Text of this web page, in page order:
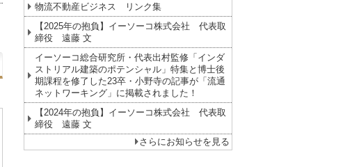
物流不動産ビジネス リンク集
【2025年の抱負】イーソーコ株式会社 代表取
締役 遠藤 文
イーソーコ総合研究所・代表出村監修「インダ
ストリアル建築のポテンシャル」特集と博士後
期課程を修了した23卒・小野寺の記事が「流通
ネットワーキング」に掲載されました！
【2024年の抱負】イーソーコ株式会社 代表取
締役 遠藤 文
さらにお知らせを見る